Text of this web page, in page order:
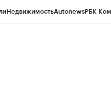
НедвижимостьAutonewsРБК